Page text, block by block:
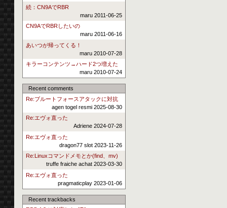
続：CN9AでRBR
maru 2011-06-25
CN9AでRBRしたいの
maru 2011-06-16
あいつが帰ってくる！
maru 2010-07-28
キラーコンテンツ→ハード2つ増えた
maru 2010-07-24
Recent comments
Re:ブルートフォースアタックに対抗
agen togel resmi 2025-08-30
Re:エヴォ直った
Adriene 2024-07-28
Re:エヴォ直った
dragon77 slot 2023-11-26
Re:Linuxコマンドメモとか(find、mv)
truffe fraiche achat 2023-03-30
Re:エヴォ直った
pragmaticplay 2023-01-06
Recent trackbacks